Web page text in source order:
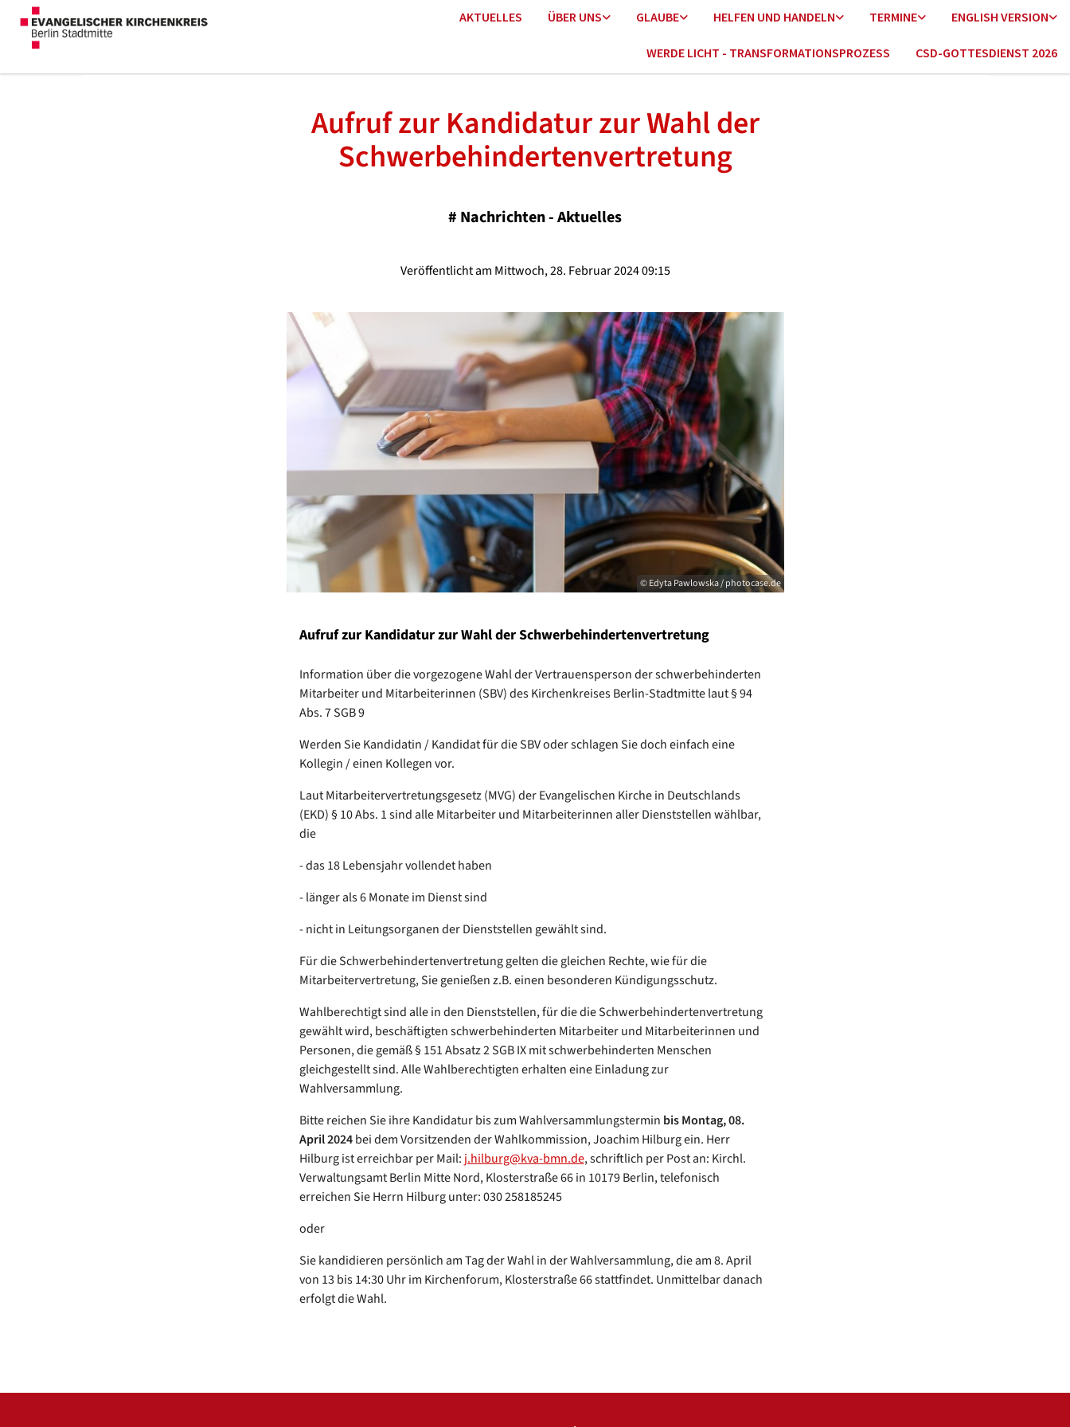
AKTUELLES ÜBER UNS GLAUBE HELFEN UND HANDELN TERMINE ENGLISH VERSION
WERDE LICHT - TRANSFORMATIONSPROZESS CSD-GOTTESDIENST 2026
Aufruf zur Kandidatur zur Wahl der
Schwerbehindertenvertretung
# Nachrichten - Aktuelles
Veröffentlicht am Mittwoch, 28. Februar 2024 09:15
© Edyta Pawlowska / photocase.de
Aufruf zur Kandidatur zur Wahl der Schwerbehindertenvertretung
Information über die vorgezogene Wahl der Vertrauensperson der schwerbehinderten
Mitarbeiter und Mitarbeiterinnen (SBV) des Kirchenkreises Berlin-Stadtmitte laut § 94
Abs. 7 SGB 9
Werden Sie Kandidatin / Kandidat für die SBV oder schlagen Sie doch einfach eine
Kollegin / einen Kollegen vor.
Laut Mitarbeitervertretungsgesetz (MVG) der Evangelischen Kirche in Deutschlands
(EKD) § 10 Abs. 1 sind alle Mitarbeiter und Mitarbeiterinnen aller Dienststellen wählbar,
die
- das 18 Lebensjahr vollendet haben
- länger als 6 Monate im Dienst sind
- nicht in Leitungsorganen der Dienststellen gewählt sind.
Für die Schwerbehindertenvertretung gelten die gleichen Rechte, wie für die
Mitarbeitervertretung, Sie genießen z.B. einen besonderen Kündigungsschutz.
Wahlberechtigt sind alle in den Dienststellen, für die die Schwerbehindertenvertretung
gewählt wird, beschäftigten schwerbehinderten Mitarbeiter und Mitarbeiterinnen und
Personen, die gemäß § 151 Absatz 2 SGB IX mit schwerbehinderten Menschen
gleichgestellt sind. Alle Wahlberechtigten erhalten eine Einladung zur
Wahlversammlung.
Bitte reichen Sie ihre Kandidatur bis zum Wahlversammlungstermin bis Montag, 08.
April 2024bei dem Vorsitzenden der Wahlkommission, Joachim Hilburg ein. Herr
Hilburg ist erreichbar per Mail: j.hilburg@kva-bmn.de, schriftlich per Post an: Kirchl.
Verwaltungsamt Berlin Mitte Nord, Klosterstraße 66 in 10179 Berlin, telefonisch
erreichen Sie Herrn Hilburg unter: 030 258185245
oder
Sie kandidieren persönlich am Tag der Wahl in der Wahlversammlung, die am 8. April
von 13 bis 14:30 Uhr im Kirchenforum, Klosterstraße 66 stattfindet. Unmittelbar danach
erfolgt die Wahl.